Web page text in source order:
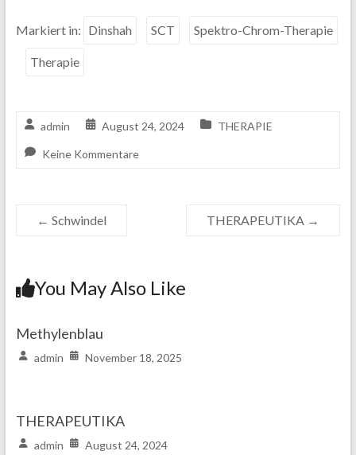
Markiert in: Dinshah SCT Spektro-Chrom-Therapie
Therapie
admin August 24, 2024 THERAPIE
Keine Kommentare
← Schwindel THERAPEUTIKA →
You May Also Like
Methylenblau
admin November 18, 2025
THERAPEUTIKA
admin August 24, 2024